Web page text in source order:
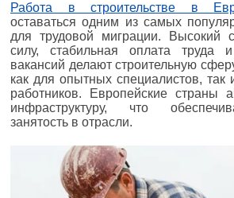
Работа в строительстве в
оставаться одним из самых
для трудовой миграции. Высокий
силу, стабильная оплата труда
вакансий делают строительную
как для опытных специалистов,
работников. Европейские страны
инфраструктуру, что
занятость в отрасли.